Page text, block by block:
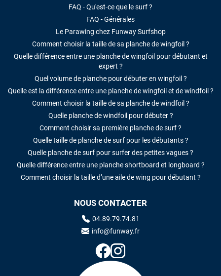
FAQ - Qu'est-ce que le surf ?
FAQ - Générales
Le Parawing chez Funway Surfshop
Comment choisir la taille de sa planche de wingfoil ?
Quelle différence entre une planche de wingfoil pour débutant et
expert ?
Quel volume de planche pour débuter en wingfoil ?
Quelle est la différence entre une planche de wingfoil et de windfoil ?
Comment choisir la taille de sa planche de windfoil ?
Quelle planche de windfoil pour débuter ?
Comment choisir sa première planche de surf ?
Quelle taille de planche de surf pour les débutants ?
Quelle planche de surf pour surfer des petites vagues ?
Quelle différence entre une planche shortboard et longboard ?
Comment choisir la taille d’une aile de wing pour débutant ?
NOUS CONTACTER
04.89.79.74.81
info@funway.fr